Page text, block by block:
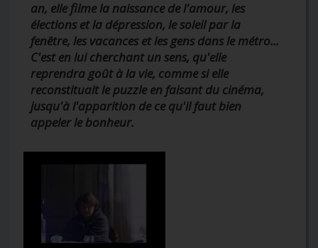
an, elle filme la naissance de l'amour, les
élections et la dépression, le soleil par la
fenêtre, les vacances et les gens dans le métro...
C'est en lui cherchant un sens, qu'elle
reprendra goût à la vie, comme si elle
reconstituait le puzzle en faisant du cinéma,
jusqu'à l'apparition de ce qu'il faut bien
appeler le bonheur.